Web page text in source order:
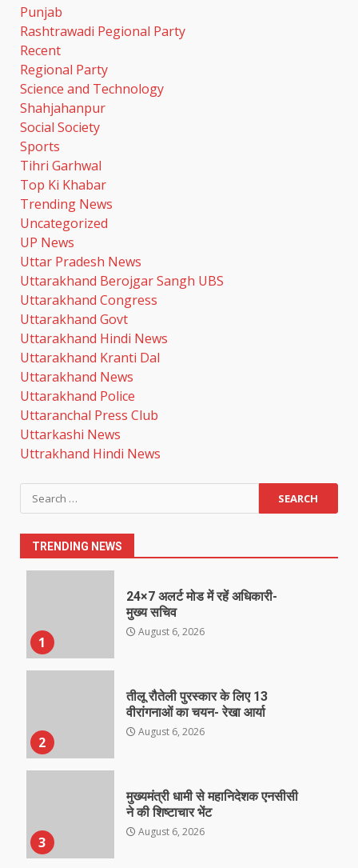
Punjab
Rashtrawadi Pegional Party
Recent
Regional Party
Science and Technology
Shahjahanpur
Social Society
Sports
Tihri Garhwal
Top Ki Khabar
Trending News
Uncategorized
UP News
Uttar Pradesh News
Uttarakhand Berojgar Sangh UBS
Uttarakhand Congress
Uttarakhand Govt
Uttarakhand Hindi News
Uttarakhand Kranti Dal
Uttarakhand News
Uttarakhand Police
Uttaranchal Press Club
Uttarkashi News
Uttrakhand Hindi News
Search
for:
TRENDING NEWS
1
24×7 अलर्ट मोड में रहें अधिकारी-
मुख्य सचिव
August 6, 2026
2
तीलू रौतेली पुरस्कार के लिए 13
वीरांगनाओं का चयन- रेखा आर्या
August 6, 2026
3
मुख्यमंत्री धामी से महानिदेशक एनसीसी
ने की शिष्टाचार भेंट
August 6, 2026